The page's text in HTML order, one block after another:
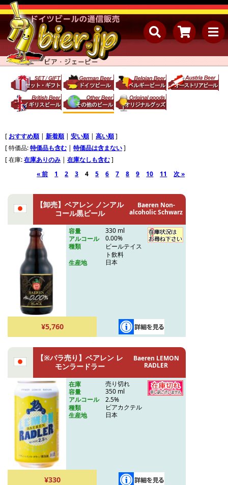
[ おすすめ順 | 新着順 | 安い順 | 高い順]
[ 特価品:特価品も含む | 特価品は含まない]
[ 在庫:在庫ありのみ | 在庫なしも含む]
« 前
1 2 3 4 5 6 7 8 9 10 11 次 »
【卸売】ベアレン ノンアル
コール黒ビール
Baeren Non-
alcoholic Schwarz
容量
330 ml
アルコール
0.00%
種類
ビールテイス
ト飲料
生産地
日本
¥5,760
【※バラ売り】ベアレン レ
モンラードラー
Baeren LEMON
RADLER
在庫
売り切れ
容量
350 ml
アルコール
2.5%
種類
ビアカクテル
生産地
日本
¥330